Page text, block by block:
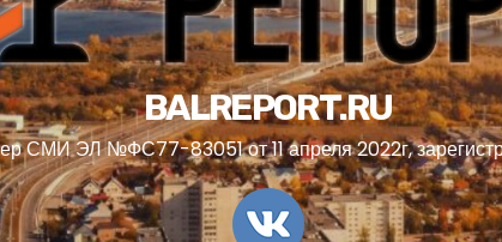
BALREPORT.RU
СМИ ЭЛ №ФС77-83051 от 11 апреля 2022г,